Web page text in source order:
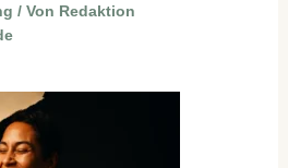
/ Von Redaktion